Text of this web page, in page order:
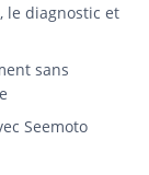
le diagnostic et
sans
Seemoto